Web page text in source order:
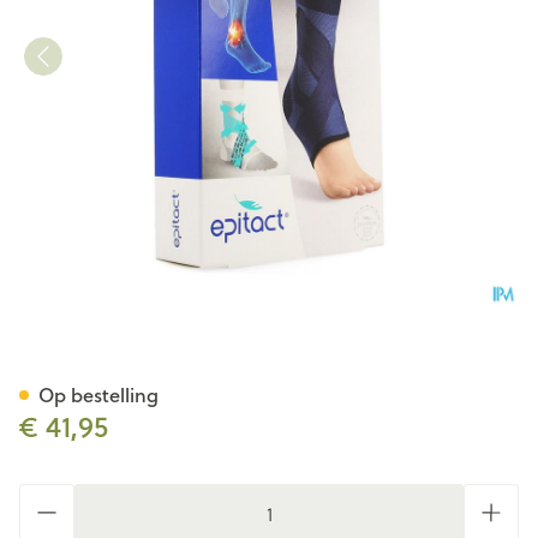
€ 41,95
Op bestelling